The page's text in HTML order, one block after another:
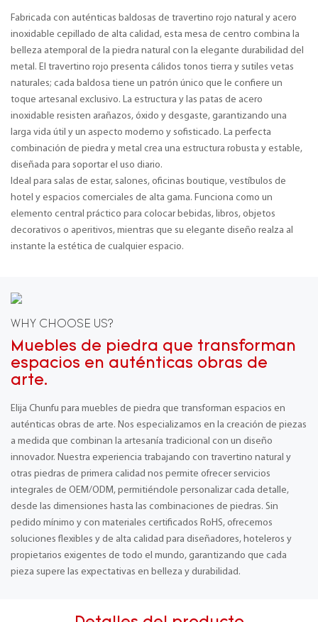
Fabricada con auténticas baldosas de travertino rojo natural y acero
inoxidable cepillado de alta calidad, esta mesa de centro combina la
belleza atemporal de la piedra natural con la elegante durabilidad del
metal. El travertino rojo presenta cálidos tonos tierra y sutiles vetas
naturales; cada baldosa tiene un patrón único que le confiere un
toque artesanal exclusivo. La estructura y las patas de acero
inoxidable resisten arañazos, óxido y desgaste, garantizando una
larga vida útil y un aspecto moderno y sofisticado. La perfecta
combinación de piedra y metal crea una estructura robusta y estable,
diseñada para soportar el uso diario.
Ideal para salas de estar, salones, oficinas boutique, vestíbulos de
hotel y espacios comerciales de alta gama. Funciona como un
elemento central práctico para colocar bebidas, libros, objetos
decorativos o aperitivos, mientras que su elegante diseño realza al
instante la estética de cualquier espacio.
WHY CHOOSE US?
Muebles de piedra que transforman
espacios en auténticas obras de
arte.
Elija Chunfu para muebles de piedra que transforman espacios en
auténticas obras de arte. Nos especializamos en la creación de piezas
a medida que combinan la artesanía tradicional con un diseño
innovador. Nuestra experiencia trabajando con travertino natural y
otras piedras de primera calidad nos permite ofrecer servicios
integrales de OEM/ODM, permitiéndole personalizar cada detalle,
desde las dimensiones hasta las combinaciones de piedras. Sin
pedido mínimo y con materiales certificados RoHS, ofrecemos
soluciones flexibles y de alta calidad para diseñadores, hoteleros y
propietarios exigentes de todo el mundo, garantizando que cada
pieza supere las expectativas en belleza y durabilidad.